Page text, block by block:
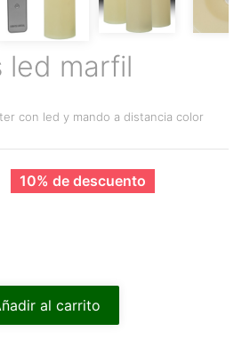
led marfil
con led y mando a distancia color
10% de descuento
al carrito